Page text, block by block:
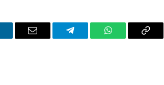
Email Telegram WhatsAppCopy